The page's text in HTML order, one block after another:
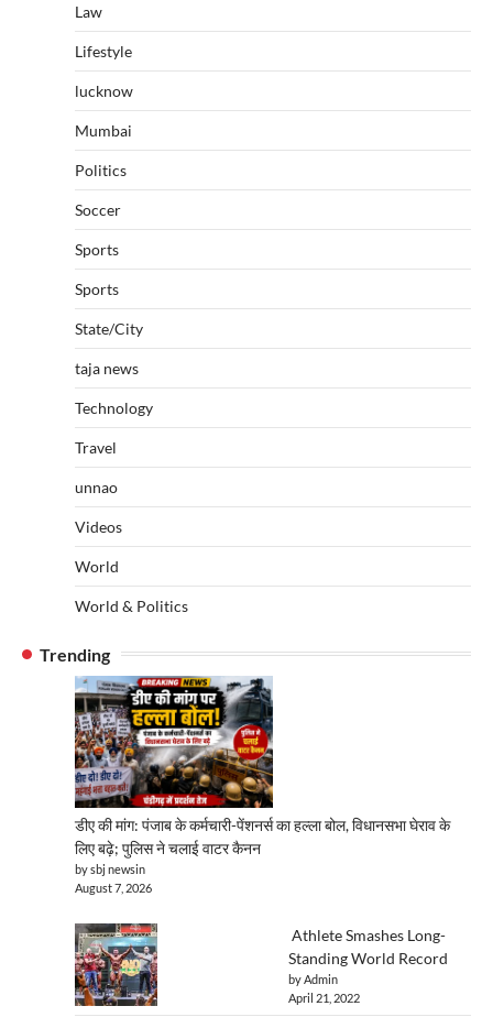
Law
Lifestyle
lucknow
Mumbai
Politics
Soccer
Sports
Sports
State/City
taja news
Technology
Travel
unnao
Videos
World
World & Politics
Trending
डीए की मांग: पंजाब के कर्मचारी-पेंशनर्स का हल्ला बोल, विधानसभा घेराव के
लिए बढ़े; पुलिस ने चलाई वाटर कैनन
by sbj newsin
August 7, 2026
Athlete Smashes Long-
Standing World Record
by Admin
April 21, 2022